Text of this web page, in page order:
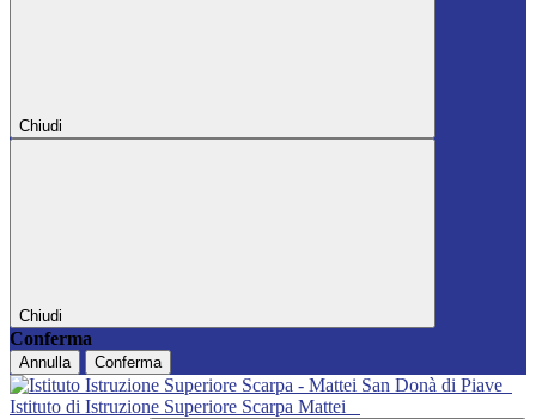
Chiudi
Chiudi
Conferma
Annulla Conferma
Istituto di Istruzione Superiore Scarpa Mattei